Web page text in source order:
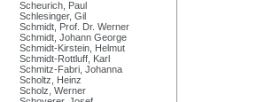
Scheurich, Paul
Schlesinger, Gil
Schmidt, Prof. Dr. Werner
Schmidt, Johann George
Schmidt-Kirstein, Helmut
Schmidt-Rottluff, Karl
Schmitz-Fabri, Johanna
Scholtz, Heinz
Scholz, Werner